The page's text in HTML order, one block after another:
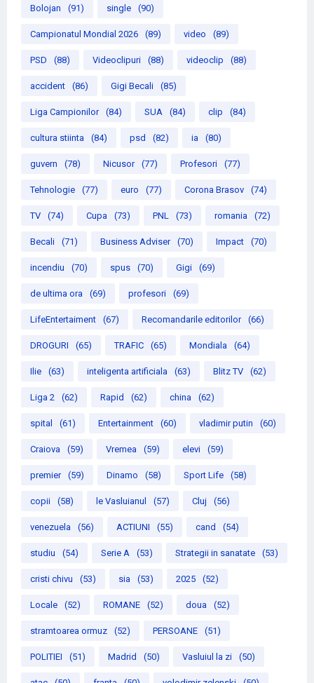
Bolojan (91) single (90)
Campionatul Mondial 2026 (89) video (89)
PSD (88) Videoclipuri (88) videoclip (88)
accident (86) Gigi Becali (85)
Liga Campionilor (84) SUA (84) clip (84)
cultura stiinta (84) psd (82) ia (80)
guvern (78) Nicusor (77) Profesori (77)
Tehnologie (77) euro (77) Corona Brasov (74)
TV (74) Cupa (73) PNL (73) romania (72)
Becali (71) Business Adviser (70) Impact (70)
incendiu (70) spus (70) Gigi (69)
de ultima ora (69) profesori (69)
LifeEntertaiment (67) Recomandarile editorilor (66)
DROGURI (65) TRAFIC (65) Mondiala (64)
Ilie (63) inteligenta artificiala (63) Blitz TV (62)
Liga 2 (62) Rapid (62) china (62)
spital (61) Entertainment (60) vladimir putin (60)
Craiova (59) Vremea (59) elevi (59)
premier (59) Dinamo (58) Sport Life (58)
copii (58) le Vasluianul (57) Cluj (56)
venezuela (56) ACTIUNI (55) cand (54)
studiu (54) Serie A (53) Strategii in sanatate (53)
cristi chivu (53) sia (53) 2025 (52)
Locale (52) ROMANE (52) doua (52)
stramtoarea ormuz (52) PERSOANE (51)
POLITIEI (51) Madrid (50) Vasluiul la zi (50)